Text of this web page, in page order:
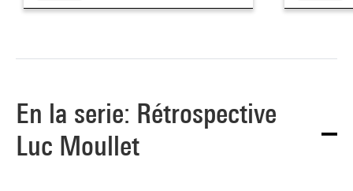
En la serie: Rétrospective
Luc Moullet